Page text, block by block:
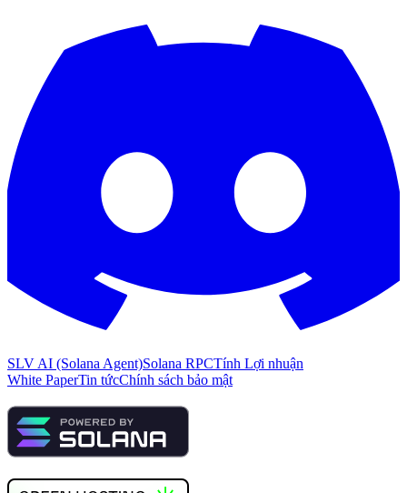
SLV AI (Solana Agent)Solana RPCTính Lợi nhuận
White PaperTin tứcChính sách bảo mật